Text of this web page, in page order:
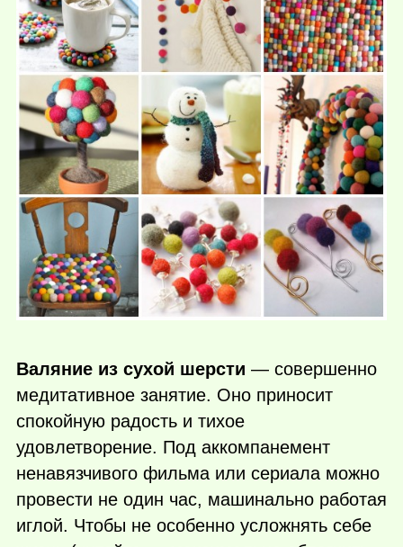
Валяние из сухой шерсти — совершенно
медитативное занятие. Оно приносит
спокойную радость и тихое
удовлетворение. Под аккомпанемент
ненавязчивого фильма или сериала можно
провести не один час, машинально работая
иглой. Чтобы не особенно усложнять себе